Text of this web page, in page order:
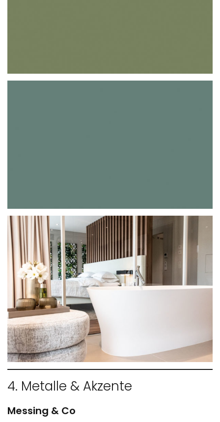
4. Metalle & Akzente
Messing & Co